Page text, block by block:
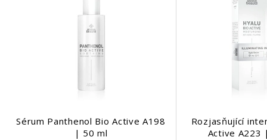
Sérum Panthenol Bio Active A198
| 50 ml
Rozjasňující
Active A223